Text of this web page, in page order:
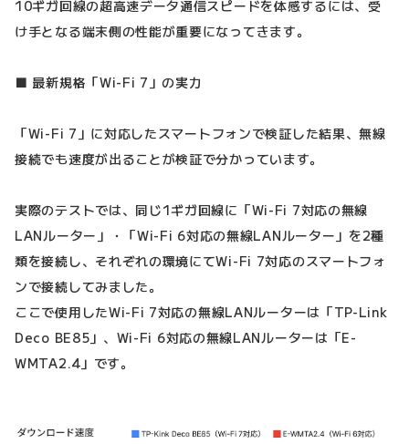
10ギガ回線の超高速データ通信スピードを体感するには、受
け手となる端末側の性能が重要になってきます。
■ 最新規格「Wi-Fi 7」の実力
「Wi-Fi 7」に対応したスマートフォンで検証した結果、無線
接続でも速度が出ることが検証で分かっています。
実際のテストでは、同じ1ギガ回線に「Wi-Fi 7対応の無線
LANルーター」・「Wi-Fi 6対応の無線LANルーター」を2種
類を接続し、それぞれの環境にてWi-Fi 7対応のスマートフォ
ンで接続してみました。
ここで使用したWi-Fi 7対応の無線LANルーターは「TP-Link
Deco BE85」、Wi-Fi 6対応の無線LANルーターは「E-
WMTA2.4」です。